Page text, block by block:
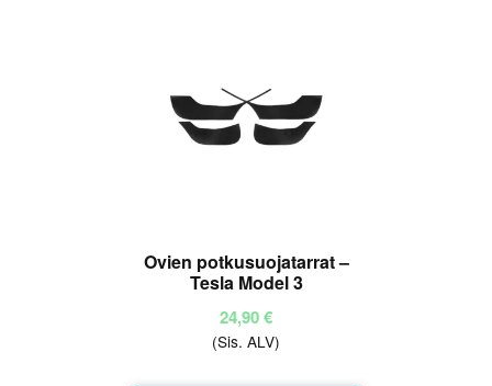
Ovien potkusuojatarrat –
Tesla Model 3
24,90€
(Sis. ALV)